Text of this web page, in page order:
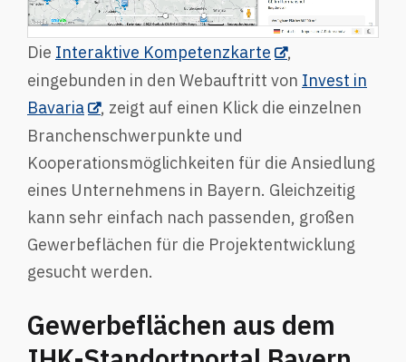
Die Interaktive Kompetenzkarte
,
eingebunden in den Webauftritt von Invest in
Bavaria
, zeigt auf einen Klick die einzelnen
Branchenschwerpunkte und
Kooperationsmöglichkeiten für die Ansiedlung
eines Unternehmens in Bayern. Gleichzeitig
kann sehr einfach nach passenden, großen
Gewerbeflächen für die Projektentwicklung
gesucht werden.
Gewerbeflächen aus dem